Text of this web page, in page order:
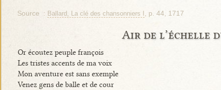
Source : Ballard, La clé des chansonniers I , p. 44, 1717
Air de l’échelle
Or écoutez peuple françois
Les tristes accents de ma voix
Mon aventure est sans exemple
Venez gens de balle et de cour